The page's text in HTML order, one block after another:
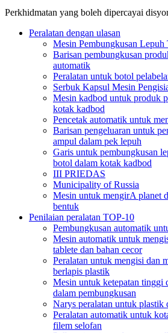
Perkhidmatan yang boleh dipercayai
Peralatan dengan ulasan
Mesin Pembungkusan Lepuh
Barisan pembungkusan
automatik
Peralatan untuk botol
Serbuk Kapsul Mesin
Mesin kadbod untuk produk
kotak kadbod
Pencetak automatik untuk
Barisan pengeluaran untuk
ampul dalam pek lepuh
Garis untuk pembungkusan
botol dalam kotak kadbod
III PRIEDAS
Municipality of Russia
Mesin untuk mengirA planet
bentuk
Penilaian peralatan TOP-10
Pembungkusan automatik
Mesin automatik untuk
tablete dan bahan cecor
Peralatan untuk mengisi dan
berlapis plastik
Mesin untuk ketepatan tinggi
dalam pembungkusan
Narys peralatan untuk plastik
Peralatan automatik untuk
filem selofan